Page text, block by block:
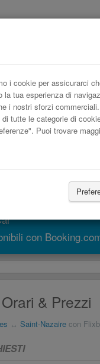
i cookie per assicurarci
tua esperienza di
i nostri sforzi
tutte le categorie di
Puoi trovare
Nazaire low
con
& Prezzi
↔ Saint-Nazaire con